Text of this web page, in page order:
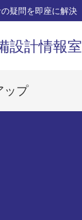
疑問を即座に解決
設計情報室
ップ